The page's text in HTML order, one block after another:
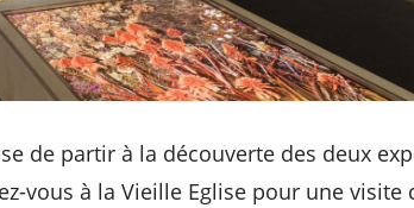
de partir à la découverte des deux
vous à la Vieille Eglise pour une visite